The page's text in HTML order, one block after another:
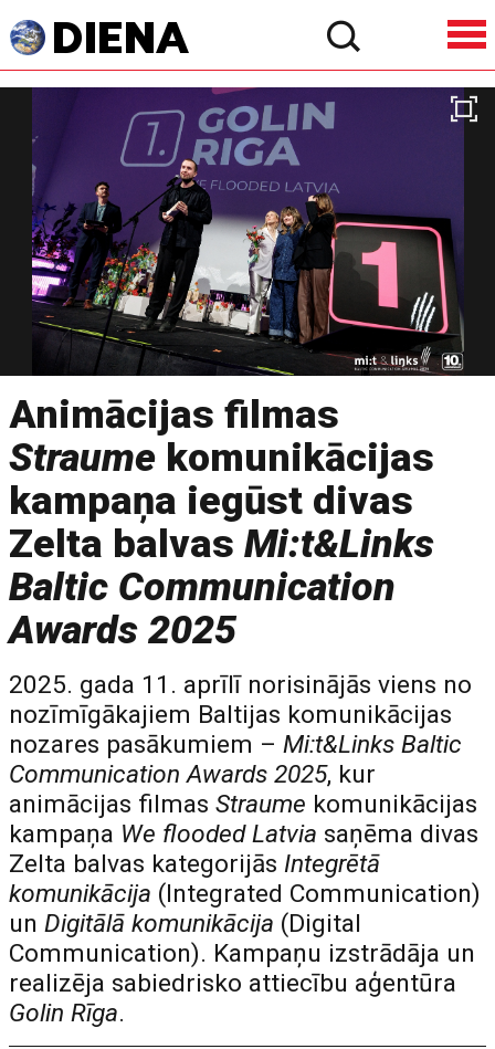
Animācijas filmas
Straume komunikācijas
kampaņa iegūst divas
Zelta balvasMi:t&Links
Baltic Communication
Awards 2025
2025. gada 11. aprīlī norisinājās viens no
nozīmīgākajiem Baltijas komunikācijas
nozares pasākumiem –Mi:t&Links Baltic
Communication Awards 2025, kur
animācijas filmasStraume komunikācijas
kampaņa We flooded Latvia saņēma divas
Zelta balvas kategorijāsIntegrētā
komunikācija (Integrated Communication)
unDigitālā komunikācija (Digital
Communication). Kampaņu izstrādāja un
realizēja sabiedrisko attiecību aģentūra
Golin Rīga.